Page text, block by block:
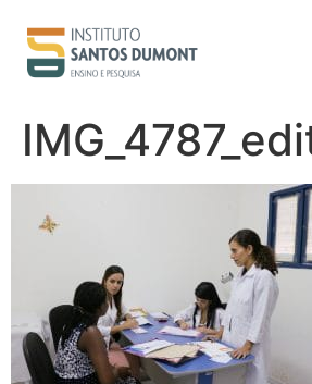
conteúdo